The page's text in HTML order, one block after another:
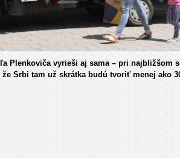
Plenkoviča vyrieši aj sama – pri najbližšom
Srbi tam už skrátka budú tvoriť menej ako